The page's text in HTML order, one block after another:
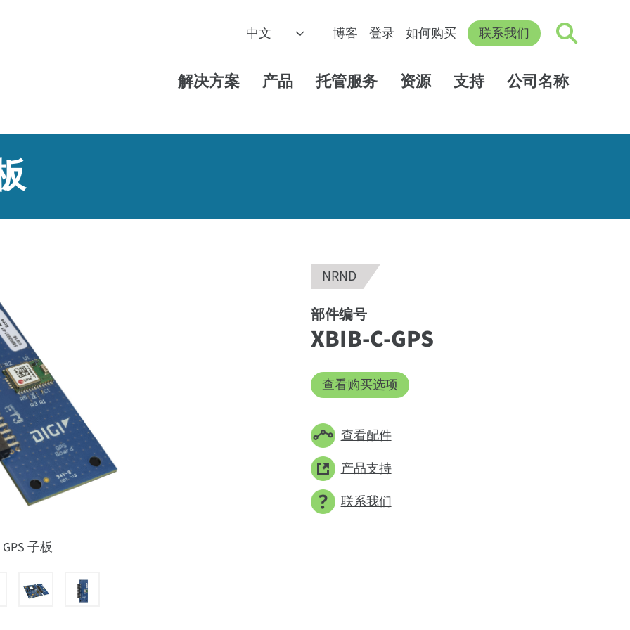
博客 登录 如何购买 联系我们
解决方案 产品 托管服务 资源 支持 公司名称
子板
NRND
部件编号
XBIB-C-GPS
查看购买选项
查看配件
产品支持
联系我们